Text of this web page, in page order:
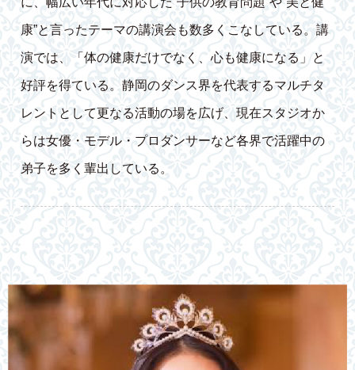
康”と言ったテーマの講演会も数多くこなしている。講
演では、「体の健康だけでなく、心も健康になる」と
好評を得ている。静岡のダンス界を代表するマルチタ
レントとして更なる活動の場を広げ、現在スタジオか
らは女優・モデル・プロダンサーなど各界で活躍中の
弟子を多く輩出している。